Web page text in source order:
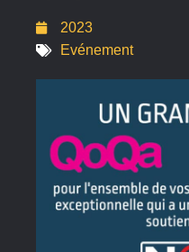
2023
Evénement